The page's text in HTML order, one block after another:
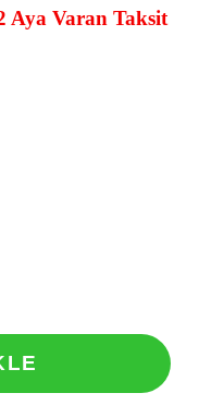
Aya Varan Taksit